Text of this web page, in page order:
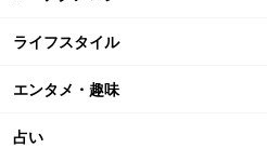
ライフスタイル
エンタメ・趣味
占い